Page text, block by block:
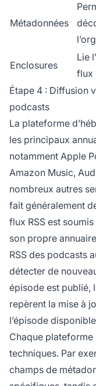
Métadonnées
Enclosures
Lie
flux
Étape 4 : Diffusion
podcasts
La plateforme
les principaux
notamment Apple
Amazon Music,
nombreux autres
fait généralement
flux RSS est
son propre
RSS des podcasts
détecter de
épisode est publié,
repèrent la mise à
l’épisode
Chaque
techniques. Par
champs de